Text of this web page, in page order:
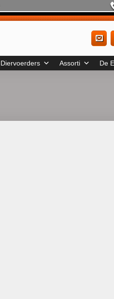
Diervoerders Assorti De